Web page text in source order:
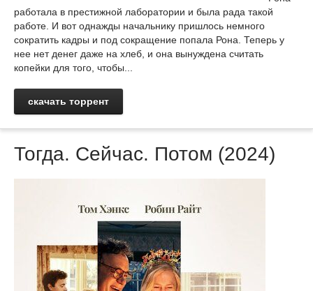
работала в престижной лаборатории и была рада такой
работе. И вот однажды начальнику пришлось немного
сократить кадры и под сокращение попала Рона. Теперь у
нее нет денег даже на хлеб, и она вынуждена считать
копейки для того, чтобы...
скачать торрент
Тогда. Сейчас. Потом (2024)